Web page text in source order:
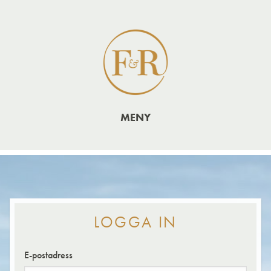
MENY
LOGGA IN
E-postadress